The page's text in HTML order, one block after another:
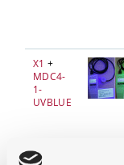
X1 +
MDC4-
1-
UVBLUE